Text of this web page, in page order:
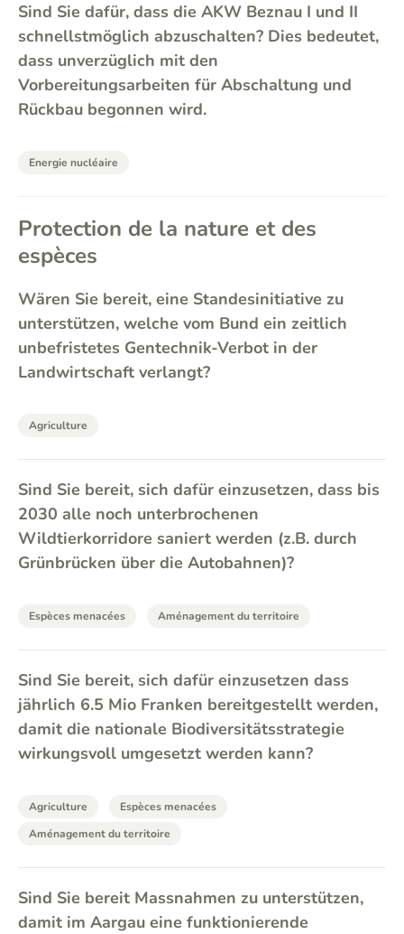
Sind Sie dafür, dass die AKW Beznau I und II
schnellstmöglich abzuschalten? Dies bedeutet,
dass unverzüglich mit den
Vorbereitungsarbeiten für Abschaltung und
Rückbau begonnen wird.
Energie nucléaire
Protection de la nature et des
espèces
Wären Sie bereit, eine Standesinitiative zu
unterstützen, welche vom Bund ein zeitlich
unbefristetes Gentechnik-Verbot in der
Landwirtschaft verlangt?
Agriculture
Sind Sie bereit, sich dafür einzusetzen, dass bis
2030 alle noch unterbrochenen
Wildtierkorridore saniert werden (z.B. durch
Grünbrücken über die Autobahnen)?
Espèces menacées Aménagement du territoire
Sind Sie bereit, sich dafür einzusetzen dass
jährlich 6.5 Mio Franken bereitgestellt werden,
damit die nationale Biodiversitätsstrategie
wirkungsvoll umgesetzt werden kann?
Agriculture
Espèces menacées
Aménagement du territoire
Sind Sie bereit Massnahmen zu unterstützen,
damit im Aargau eine funktionierende